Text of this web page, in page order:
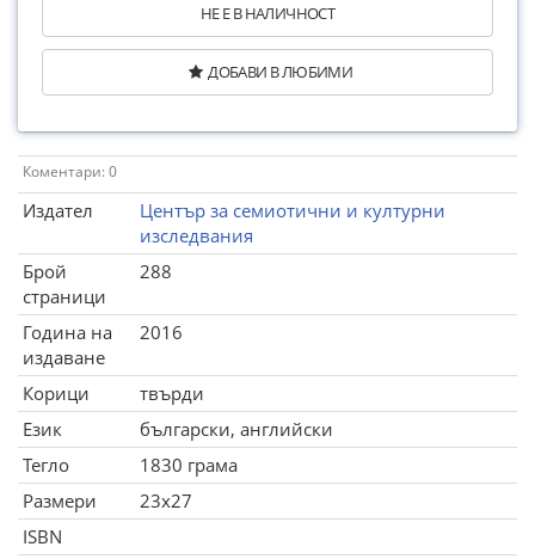
НЕ Е В НАЛИЧНОСТ
ДОБАВИ В ЛЮБИМИ
Коментари: 0
Издател
Център за семиотични и културни
изследвания
Брой
страници
288
Година на
издаване
2016
Корици
твърди
Език
български, английски
Тегло
1830 грама
Размери
23x27
ISBN